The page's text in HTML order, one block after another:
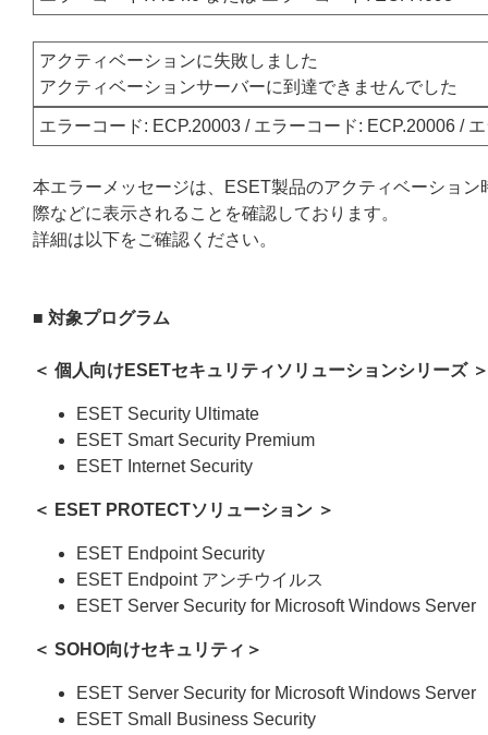
アクティベーションに失敗しました
アクティベーションサーバーに到達できませんでした
エラーコード: ECP.20003 / エラーコード: ECP.20006 /
本エラーメッセージは、ESET製品のアクティベーショ
際などに表示されることを確認しております。
詳細は以下をご確認ください。
■ 対象プログラム
＜ 個人向けESETセキュリティソリューションシリーズ ＞
ESET Security Ultimate
ESET Smart Security Premium
ESET Internet Security
＜ ESET PROTECTソリューション ＞
ESET Endpoint Security
ESET Endpoint アンチウイルス
ESET Server Security for Microsoft Windows Server
＜ SOHO向けセキュリティ＞
ESET Server Security for Microsoft Windows Server
ESET Small Business Security